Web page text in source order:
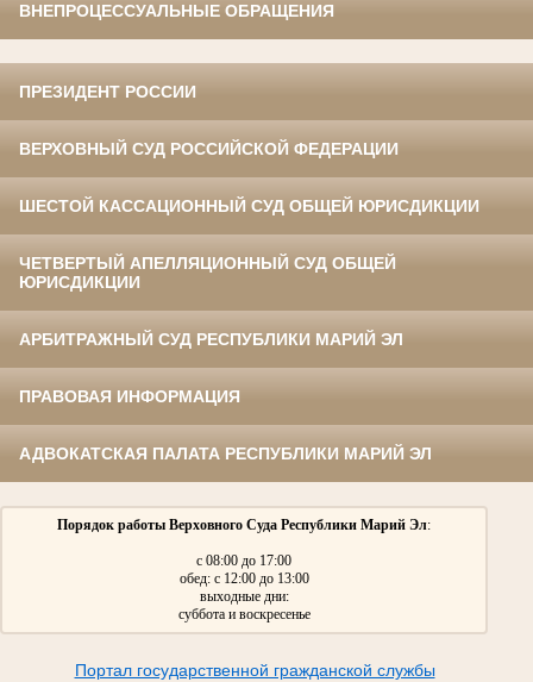
ВНЕПРОЦЕССУАЛЬНЫЕ ОБРАЩЕНИЯ
ПРЕЗИДЕНТ РОССИИ
ВЕРХОВНЫЙ СУД РОССИЙСКОЙ ФЕДЕРАЦИИ
ШЕСТОЙ КАССАЦИОННЫЙ СУД ОБЩЕЙ ЮРИСДИКЦИИ
ЧЕТВЕРТЫЙ АПЕЛЛЯЦИОННЫЙ СУД ОБЩЕЙ
ЮРИСДИКЦИИ
АРБИТРАЖНЫЙ СУД РЕСПУБЛИКИ МАРИЙ ЭЛ
ПРАВОВАЯ ИНФОРМАЦИЯ
АДВОКАТСКАЯ ПАЛАТА РЕСПУБЛИКИ МАРИЙ ЭЛ
Порядок работы Верховного Суда Республики Марий Эл:
с 08:00 до 17:00
обед: с 12:00 до 13:00
выходные дни:
суббота и воскресенье
Портал государственной гражданской службы